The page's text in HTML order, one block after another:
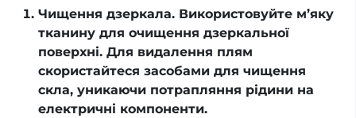
Чищення дзеркала. Використовуйте м’яку
тканину для очищення дзеркальної
поверхні. Для видалення плям
скористайтеся засобами для чищення
скла, уникаючи потрапляння рідини на
електричні компоненти.